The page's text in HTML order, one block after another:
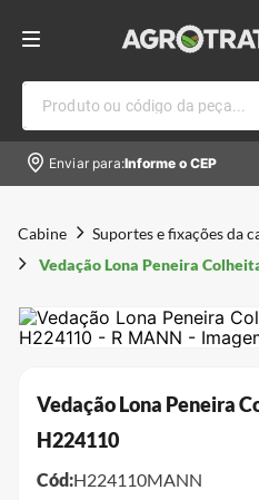
Produto ou código da peça...
Enviar para:Informe o CEP
Cabine Suportes e fixações da
Vedação Lona Peneira
Vedação Lona Peneira
H224110
Cód:H224110MANN